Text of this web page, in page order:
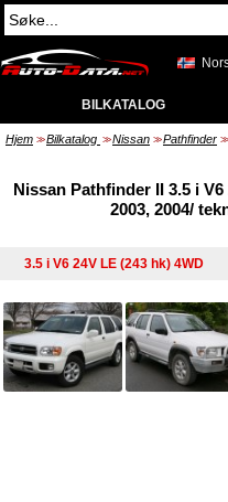
BILKATALOG
Hjem >> Bilkatalog >> Nissan >> Pathfinder >>
Nissan Pathfinder II 3.5 i V6
2003, 2004/